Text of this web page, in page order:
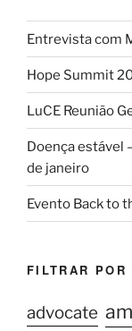
Entrevista com
Hope Summit
LuCE Reunião
Doença estável
de janeiro
Evento Back to
FILTRAR
advocate